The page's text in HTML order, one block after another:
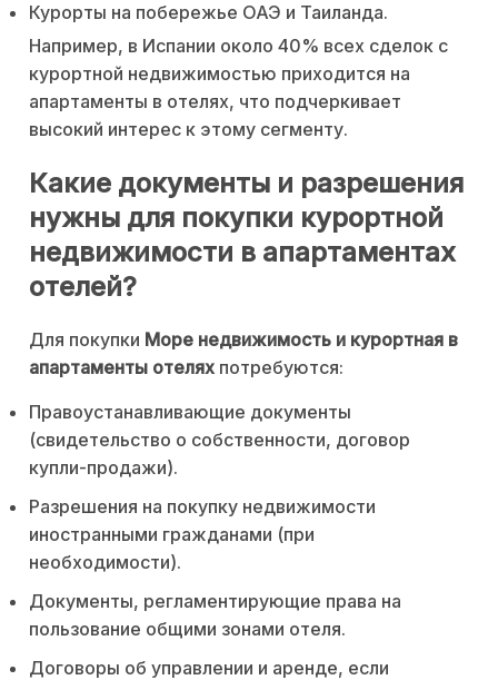
Курорты на побережье ОАЭ и Таиланда.
Например, в Испании около 40% всех сделок с
курортной недвижимостью приходится на
апартаменты в отелях, что подчеркивает
высокий интерес к этому сегменту.
Какие документы и разрешения
нужны для покупки курортной
недвижимости в апартаментах
отелей?
Для покупки Море недвижимость и курортная в
апартаменты отелях потребуются:
Правоустанавливающие документы
(свидетельство о собственности, договор
купли-продажи).
Разрешения на покупку недвижимости
иностранными гражданами (при
необходимости).
Документы, регламентирующие права на
пользование общими зонами отеля.
Договоры об управлении и аренде, если